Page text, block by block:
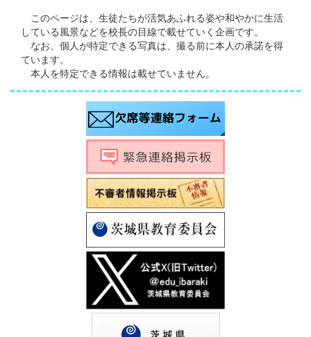
このページは、生徒たちが活気あふれる姿や和やかに生活
している風景などを校長の目線で載せていく企画です。
なお、個人が特定できる写真は、撮る前に本人の承諾を得
ています。
本人を特定できる情報は載せていません。